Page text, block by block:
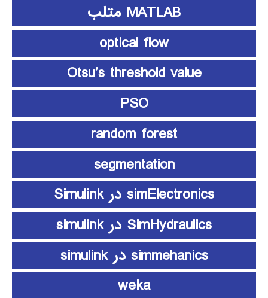
MATLAB متلب
optical flow
Otsu’s threshold value
PSO
random forest
segmentation
simElectronics در Simulink
SimHydraulics در simulink
simmehanics در simulink
weka